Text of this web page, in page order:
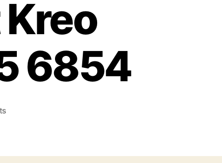
6854
Terpercaya